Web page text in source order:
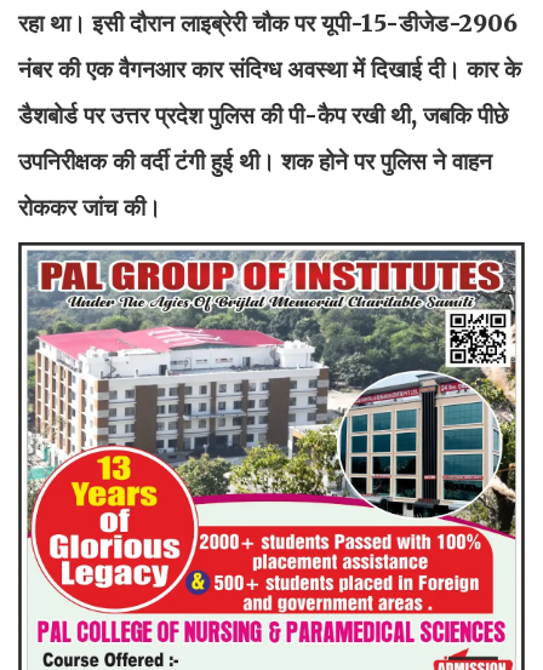
रहा था। इसी दौरान लाइब्रेरी चौक पर यूपी-15-डीजेड-2906
नंबर की एक वैगनआर कार संदिग्ध अवस्था में दिखाई दी। कार के
डैशबोर्ड पर उत्तर प्रदेश पुलिस की पी-कैप रखी थी, जबकि पीछे
उपनिरीक्षक की वर्दी टंगी हुई थी। शक होने पर पुलिस ने वाहन
रोककर जांच की।